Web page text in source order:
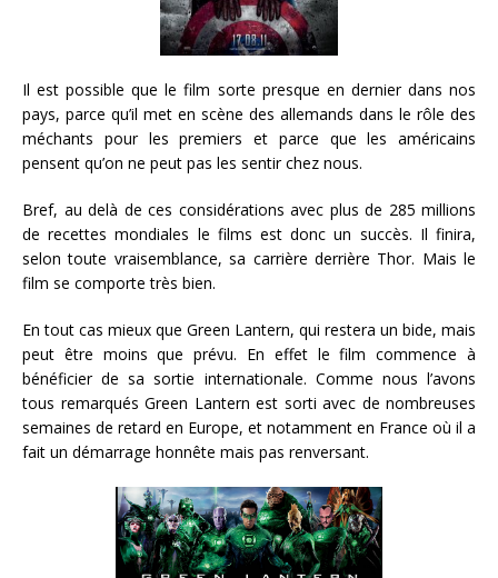
Il est possible que le film sorte presque en dernier dans nos
pays, parce qu’il met en scène des allemands dans le rôle des
méchants pour les premiers et parce que les américains
pensent qu’on ne peut pas les sentir chez nous.
Bref, au delà de ces considérations avec plus de 285 millions
de recettes mondiales le films est donc un succès. Il finira,
selon toute vraisemblance, sa carrière derrière Thor. Mais le
film se comporte très bien.
En tout cas mieux que Green Lantern, qui restera un bide, mais
peut être moins que prévu. En effet le film commence à
bénéficier de sa sortie internationale. Comme nous l’avons
tous remarqués Green Lantern est sorti avec de nombreuses
semaines de retard en Europe, et notamment en France où il a
fait un démarrage honnête mais pas renversant.